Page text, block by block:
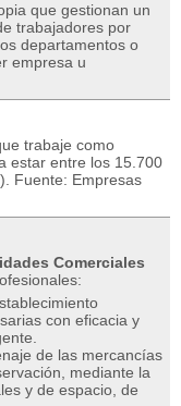
que gestionan un
trabajadores por
departamentos o
empresa u
trabaje como
estar entre los 15.700
Fuente: Empresas
Comerciales
con eficacia y
de las mercancías
mediante la
y de espacio, de